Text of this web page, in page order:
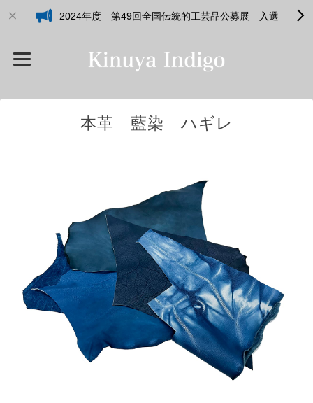
2024年度 第49回全国伝統的工芸品公募展 入選
本革 藍染 ハギレ